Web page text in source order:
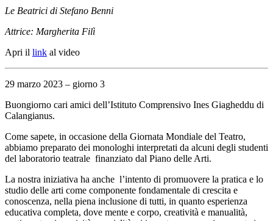
Le Beatrici di Stefano Benni
Attrice: Margherita Filì
Apri il link al video
29 marzo 2023 – giorno 3
Buongiorno cari amici dell’Istituto Comprensivo Ines Giagheddu di
Calangianus.
Come sapete, in occasione della Giornata Mondiale del Teatro,
abbiamo preparato dei monologhi interpretati da alcuni degli studenti
del laboratorio teatrale finanziato dal Piano delle Arti.
La nostra iniziativa ha anche l’intento di promuovere la pratica e lo
studio delle arti come componente fondamentale di crescita e
conoscenza, nella piena inclusione di tutti, in quanto esperienza
educativa completa, dove mente e corpo, creatività e manualità,